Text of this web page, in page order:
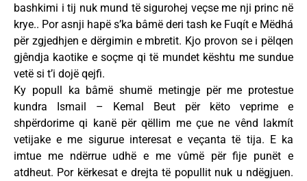
bashkimi i tij nuk mund të sigurohej veçse me nji princ në
krye.. Por asnji hapë s’ka bâmë deri tash ke Fuqít e Mëdhá
për zgjedhjen e dërgimin e mbretit. Kjo provon se i pëlqen
gjêndja kaotike e soçme qi të mundet kështu me sundue
vetë si t’i dojë qejfi.
Ky popull ka bâmë shumë metingje për me protestue
kundra Ismail – Kemal Beut për këto veprime e
shpërdorime qi kanë për qëllim me çue ne vênd lakmít
vetijake e me sigurue interesat e veçanta të tija. E ka
imtue me ndërrue udhë e me vûmë për fije punët e
atdheut. Por kërkesat e drejta të popullit nuk u ndëgjuen.